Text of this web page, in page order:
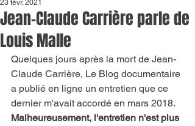
Jean-Claude Carrière parle de
Louis Malle
23 févr. 2021
Quelques jours après la mort de Jean-
Claude Carrière, Le Blog documentaire
a publié en ligne un entretien que ce
dernier m'avait accordé en mars 2018.
Malheureusement, l'entretien n'est plus